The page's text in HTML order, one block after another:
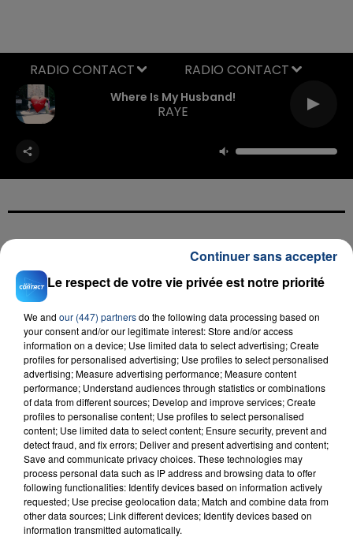
Where Is My Husband!
RAYE
RADIO CONTACT
23 juillet 2026
INCENDIE MORTEL À LENS : UNE FEMME ET
SON BÉBÉ ENTRE LA VIE ET LA...
Un homme s'est immolé par le feu après avoir
aspergé sa compagne et leur bébé de trois mois
d'un liquide inflammable.
Le respect de votre vie privée est notre priorité
We and our (447) partnersdo the following data processing based on
your consent and/or our legitimate interest: Store and/or access
information on a device; Use limited data to select advertising; Create
profiles for personalised advertising; Use profiles to select personalised
advertising; Measure advertising performance; Measure content
performance; Understand audiences through statistics or combinations
of data from different sources; Develop and improve services; Create
profiles to personalise content; Use profiles to select personalised
content; Use limited data to select content; Ensure security, prevent and
detect fraud, and fix errors; Deliver and present advertising and content;
Save and communicate privacy choices. These technologies may
process personal data such as IP address and browsing data to offer
following functionalities: Identify devices based on information actively
requested; Use precise geolocation data; Match and combine data from
other data sources; Link different devices; Identify devices based on
information transmitted automatically.
Continuer sans accepter